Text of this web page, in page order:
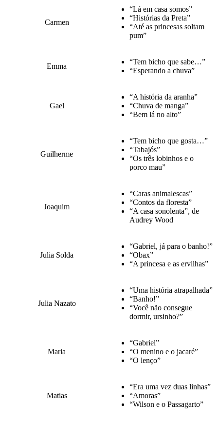
Carmen
“Lá em casa somos”
“Histórias da Preta”
“Até as princesas soltam
pum”
Emma
“Tem bicho que sabe…”
“Esperando a chuva”
Gael
“A história da aranha”
“Chuva de manga”
“Bem lá no alto”
Guilherme
“Tem bicho que gosta…”
“Tabajós”
“Os três lobinhos e o
porco mau”
Joaquim
“Caras animalescas”
“Contos da floresta”
“A casa sonolenta”, de
Audrey Wood
Julia Solda
“Gabriel, já para o banho!”
“Obax”
“A princesa e as ervilhas”
Julia Nazato
“Uma história atrapalhada”
“Banho!”
“Você não consegue
dormir, ursinho?”
Maria
“Gabriel”
“O menino e o jacaré”
“O lenço”
Matias
“Era uma vez duas linhas”
“Amoras”
“Wilson e o Passagarto”